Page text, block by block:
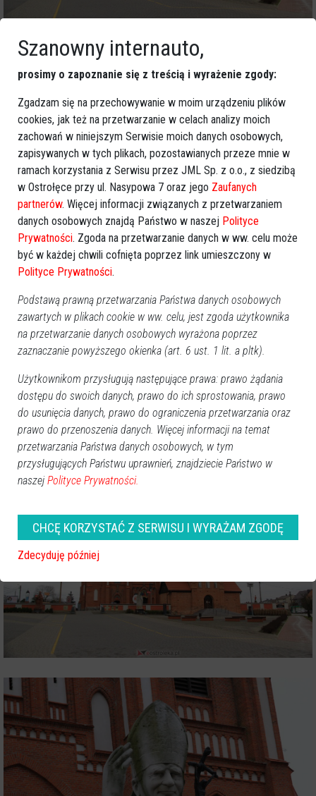
Bazylika mniejsza w Myszyńcu i przykościelna dzwonnica
to cenne zabytki, które naprawdę warto zobaczyć.W
elementami gwary kurpiowskiej, a takie jest odprawiane przy
okazji Miodobrania Kurpiowskiego. Wtedy dobitnie można się
przekonać, z czego Kurpie słyną najbardziej.
GOOGLE NEWS
Obserwuj nas i otrzymuj nowe wiadomości
Dodaj eOstroleka do obserwowanych źródeł w Google News.
Więcej o: kościół,Myszyniec ,Mazowsze
Szanowny internauto,
prosimy o zapoznanie się z treścią i wyrażenie zgody:
Zgadzam się na przechowywanie w moim urządzeniu plików
cookies, jak też na przetwarzanie w celach analizy moich
zachowań w niniejszym Serwisie moich danych osobowych,
zapisywanych w tych plikach, pozostawianych przeze mnie w
ramach korzystania z Serwisu przez JML Sp. z o.o., z siedzibą
w Ostrołęce przy ul. Nasypowa 7 oraz jego Zaufanych
partnerów. Więcej informacji związanych z przetwarzaniem
danych osobowych znajdą Państwo w naszej Polityce
Prywatności. Zgoda na przetwarzanie danych w ww. celu może
być w każdej chwili cofnięta poprzez link umieszczony w
Polityce Prywatności.
Podstawą prawną przetwarzania Państwa danych osobowych
zawartych w plikach cookie w ww. celu, jest zgoda użytkownika
na przetwarzanie danych osobowych wyrażona poprzez
zaznaczanie powyższego okienka (art. 6 ust. 1 lit. a pltk).
Użytkownikom przysługują następujące prawa: prawo żądania
dostępu do swoich danych, prawo do ich sprostowania, prawo
do usunięcia danych, prawo do ograniczenia przetwarzania oraz
prawo do przenoszenia danych. Więcej informacji na temat
przetwarzania Państwa danych osobowych, w tym
przysługujących Państwu uprawnień, znajdziecie Państwo w
naszej Polityce Prywatności.
CHCĘ KORZYSTAĆ Z SERWISU I WYRAŻAM ZGODĘ
Zdecyduję później